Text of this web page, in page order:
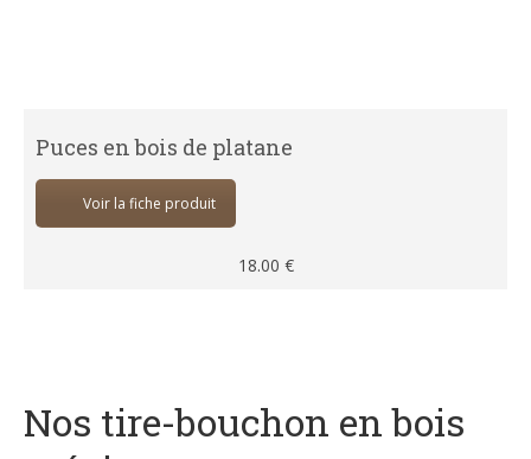
Puces en bois de platane
Voir la fiche produit
18.00 €
Nos tire-bouchon en bois